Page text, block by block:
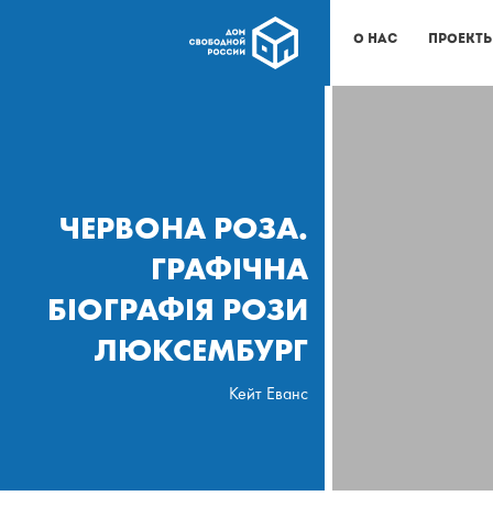
О нас
ЧЕРВОНА РОЗА.
ГРАФІЧНА
БІОГРАФІЯ РОЗИ
ЛЮКСЕМБУРГ
Кейт Еванс